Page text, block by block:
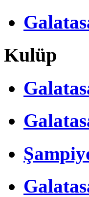
Kulüp